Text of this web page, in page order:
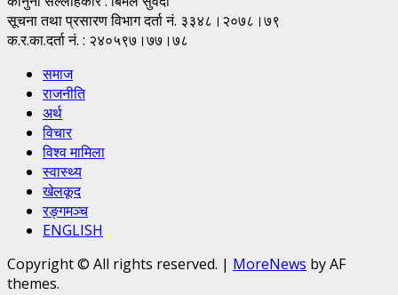
सूचना तथा प्रसारण विभाग दर्ता नं. ३३४८।२०७८।७९
क.र.का.दर्ता नं. : २४०५९७।७७।७८
समाज
राजनीति
अर्थ
विचार
विश्व मामिला
स्वास्थ्य
खेलकूद
रङ्गमञ्च
ENGLISH
Copyright © All rights reserved. | MoreNews by AF
themes.